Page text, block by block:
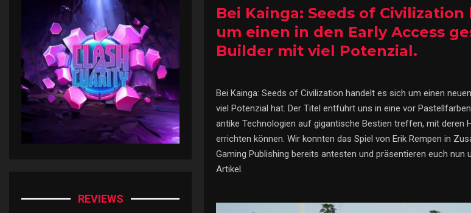
Bei Kainga: Seeds of
um einen in den Early Access
Builder mit viel Potenzial.
Bei Kainga: Seeds of Civilization handelt es sich um einen
viel Potenzial hat. Der Titel entführt uns in eine vor
antike Technologien auf gigantische Bestien treffen, mit deren
errichten können. Wir konnten das Spiel von Erik Rempen in
Gaming Publishing bereits antesten und präsentieren euch nun
Artikel.
REVIEWS